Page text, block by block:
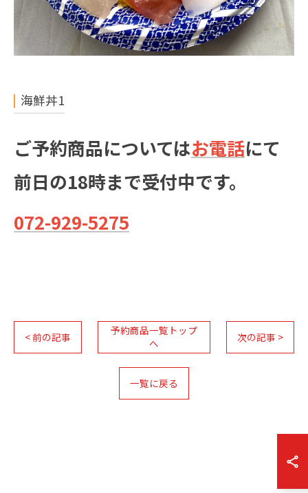
海鮮丼1
ご予約商品についてはお電話にて
前日の18時まで受付中です。
072-929-5275
< 前の記事
予約商品一覧トップ
へ
次の記事 >
一覧に戻る